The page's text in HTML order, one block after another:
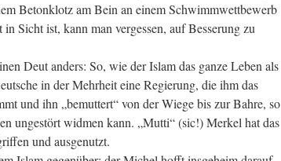
Betonklotz am Bein an einem Schwimmwettbewerb
Sicht ist, kann man vergessen, auf Besserung zu
Deut anders: So, wie der Islam das ganze Leben als
in der Mehrheit eine Regierung, die ihm das
und ihn „bemuttert“ von der Wiege bis zur Bahre, so
ungestört widmen kann. „Mutti“ (sic!) Merkel hat das
und ausgenutzt.